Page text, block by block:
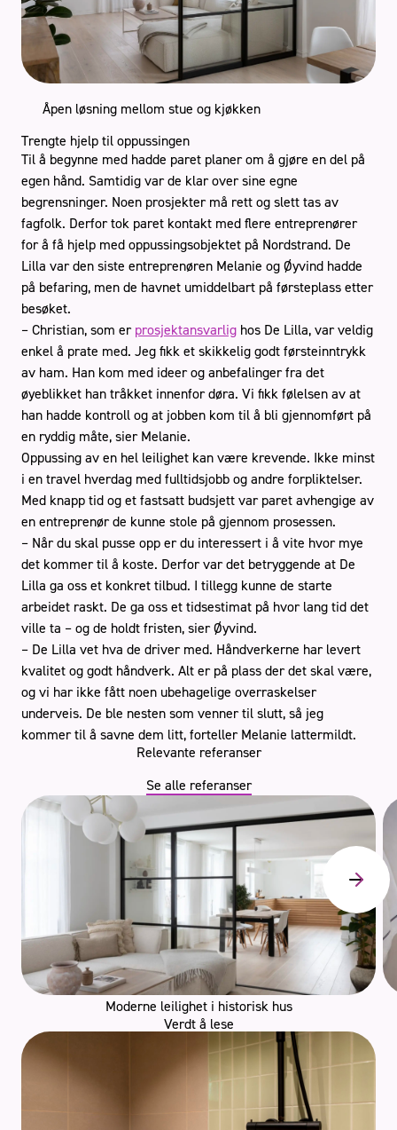
Åpen løsning mellom stue og kjøkken
Trengte hjelp til oppussingen
Til å begynne med hadde paret planer om å gjøre en del på
egen hånd. Samtidig var de klar over sine egne
begrensninger. Noen prosjekter må rett og slett tas av
fagfolk. Derfor tok paret kontakt med flere entreprenører
for å få hjelp med oppussingsobjektet på Nordstrand. De
Lilla var den siste entreprenøren Melanie og Øyvind hadde
på befaring, men de havnet umiddelbart på førsteplass etter
besøket.
– Christian, som er prosjektansvarlig hos De Lilla, var veldig
enkel å prate med. Jeg fikk et skikkelig godt førsteinntrykk
av ham. Han kom med ideer og anbefalinger fra det
øyeblikket han tråkket innenfor døra. Vi fikk følelsen av at
han hadde kontroll og at jobben kom til å bli gjennomført på
en ryddig måte, sier Melanie.
Oppussing av en hel leilighet kan være krevende. Ikke minst
i en travel hverdag med fulltidsjobb og andre forpliktelser.
Med knapp tid og et fastsatt budsjett var paret avhengige av
en entreprenør de kunne stole på gjennom prosessen.
– Når du skal pusse opp er du interessert i å vite hvor mye
det kommer til å koste. Derfor var det betryggende at De
Lilla ga oss et konkret tilbud. I tillegg kunne de starte
arbeidet raskt. De ga oss et tidsestimat på hvor lang tid det
ville ta – og de holdt fristen, sier Øyvind.
– De Lilla vet hva de driver med. Håndverkerne har levert
kvalitet og godt håndverk. Alt er på plass der det skal være,
og vi har ikke fått noen ubehagelige overraskelser
underveis. De ble nesten som venner til slutt, så jeg
kommer til å savne dem litt, forteller Melanie lattermildt.
Relevante referanser
Se alle referanser
Moderne leilighet i historisk hus
Verdt å lese